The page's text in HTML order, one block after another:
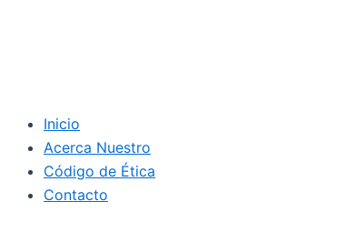
Inicio
Acerca Nuestro
Código de Ética
Contacto